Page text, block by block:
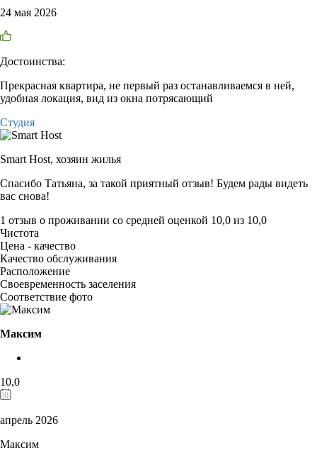
24 мая 2026
Достоинства:
Прекрасная квартира, не первый раз останавливаемся в ней,
удобная локация, вид из окна потрясающий
Студия
Smart Host, хозяин жилья
Спасибо Татьяна, за такой приятный отзыв! Будем рады видеть
вас снова!
1 отзыв о проживании со средней оценкой 10,0 из 10,0
Чистота
Цена - качество
Качество обслуживания
Расположение
Своевременность заселения
Соответствие фото
Максим
10,0
апрель 2026
Максим